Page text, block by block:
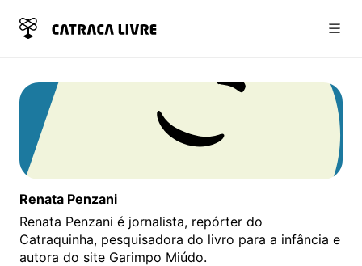
Renata Penzani
Renata Penzani é jornalista, repórter do
Catraquinha, pesquisadora do livro para a infância e
autora do site Garimpo Miúdo.